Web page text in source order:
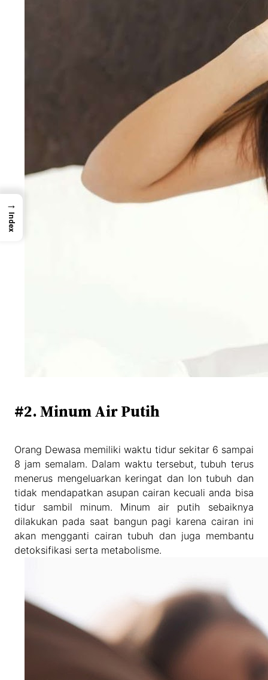
#2. Minum Air Putih
Orang Dewasa memiliki waktu tidur sekitar 6 sampai
8 jam semalam. Dalam waktu tersebut, tubuh terus
menerus mengeluarkan keringat dan Ion tubuh dan
tidak mendapatkan asupan cairan kecuali anda bisa
tidur sambil minum. Minum air putih sebaiknya
dilakukan pada saat bangun pagi karena cairan ini
akan mengganti cairan tubuh dan juga membantu
detoksifikasi serta metabolisme.
→
Index